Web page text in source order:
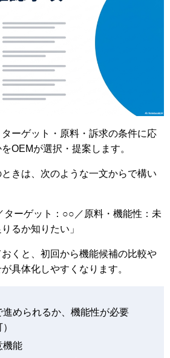
ーゲット・原料・訴求の条件に応
OEMが選択・提案します。
きは、次のような一文からで構い
ターゲット：○○／原料・機能性：未
るか知りたい」
くと、初回から機能候補の比較や
具体化しやすくなります。
められるか、機能性が必要
機能